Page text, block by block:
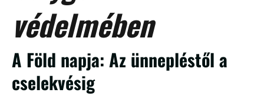
védelmében
A Föld napja: Az ünnepléstől a
cselekvésig